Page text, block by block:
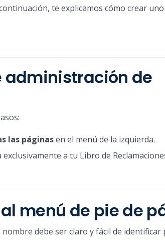
te explicamos cómo crear
administración de
las páginasen el menú de la izquierda.
a tu Libro de
menú de pie de
nombre debe ser claro y fácil de identificar